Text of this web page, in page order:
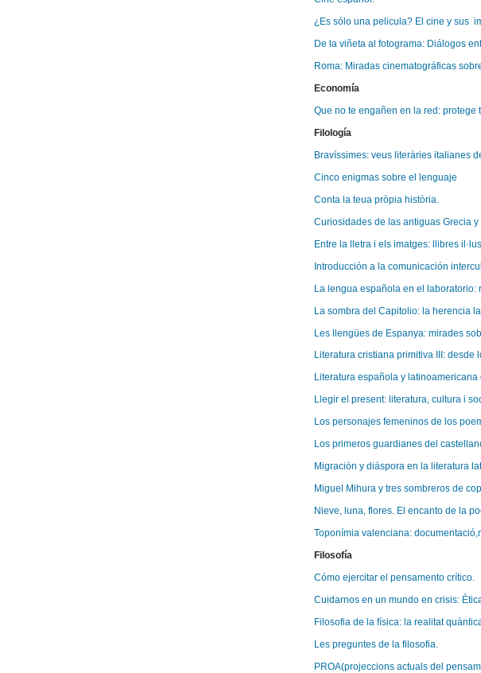
¿Es sólo una pelicula? El cine y sus
De la viñeta al fotograma: Diálogos
Roma: Miradas cinematográficas
Economía
Que no te engañen en la red: protege
Filología
Bravíssimes: veus literàries italianes
Cinco enigmas sobre el lenguaje
Conta la teua pròpia història.
Curiosidades de las antiguas Grecia
Entre la lletra i els imatges: llibres
Introducción a la comunicación
La lengua española en el laboratorio:
La sombra del Capitolio: la herencia
Les llengües de Espanya: mirades
Literatura cristiana primitiva III:
Literatura española y
Llegir el present: literatura, cultura i
Los personajes femeninos de los
Los primeros guardianes del
Migración y diáspora en la literatura
Miguel Mihura y tres sombreros de
Nieve, luna, flores. El encanto de la
Toponímia valenciana:
Filosofía
Cómo ejercitar el pensamento crítico.
Cuidarnos en un mundo en crisis:
Filosofia de la física: la realitat
Les preguntes de la filosofia.
PROA(projeccions actuals del